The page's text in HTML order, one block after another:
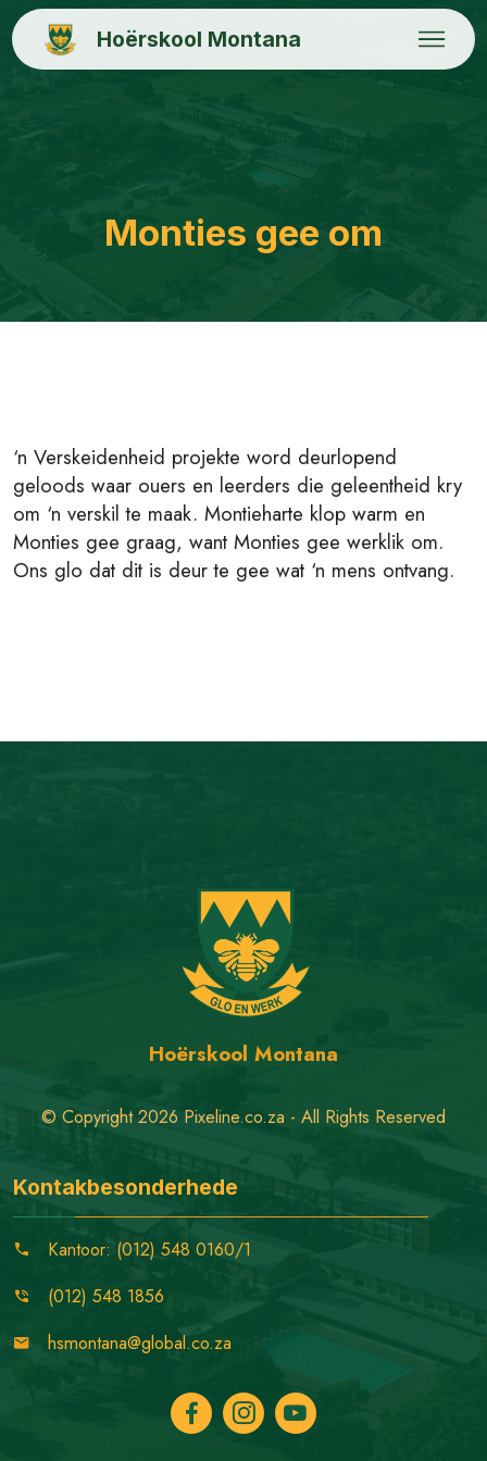
Hoërskool Montana
Monties gee om
‘n Verskeidenheid projekte word deurlopend
geloods waar ouers en leerders die geleentheid kry
om ‘n verskil te maak. Montieharte klop warm en
Monties gee graag, want Monties gee werklik om.
Ons glo dat dit is deur te gee wat ‘n mens ontvang.
Hoërskool Montana
© Copyright 2026 Pixeline.co.za - All Rights Reserved
Kontakbesonderhede
Kantoor: (012) 548 0160/1
(012) 548 1856
hsmontana@global.co.za